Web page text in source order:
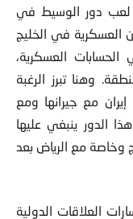
لعب دور الوسيط في
العسكرية في الخليج
العسكرية،
وهنا تبرز الرغبة
مع جيرانها ومع
الدور ينبغي عليها
وخاصة مع الرياض بعد
العلاقات الدولية